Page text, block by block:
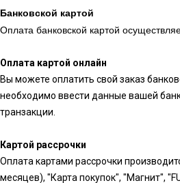
Банковской картой
Оплата банковской картой
Оплата картой онлайн
Вы можете оплатить свой заказ
необходимо ввести данные вашей
транзакции.
Картой рассрочки
Оплата картами рассрочки
месяцев), "Карта покупок", "Магнит",